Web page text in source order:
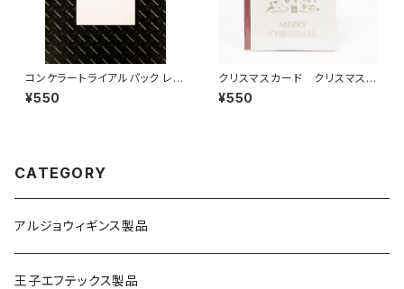
コンケラートライアルパック レイ
ドN【A5】
¥550
クリスマスカード クリスマスツ
リー
¥550
CATEGORY
アルジョウィギンス製品
王子エフテックス製品